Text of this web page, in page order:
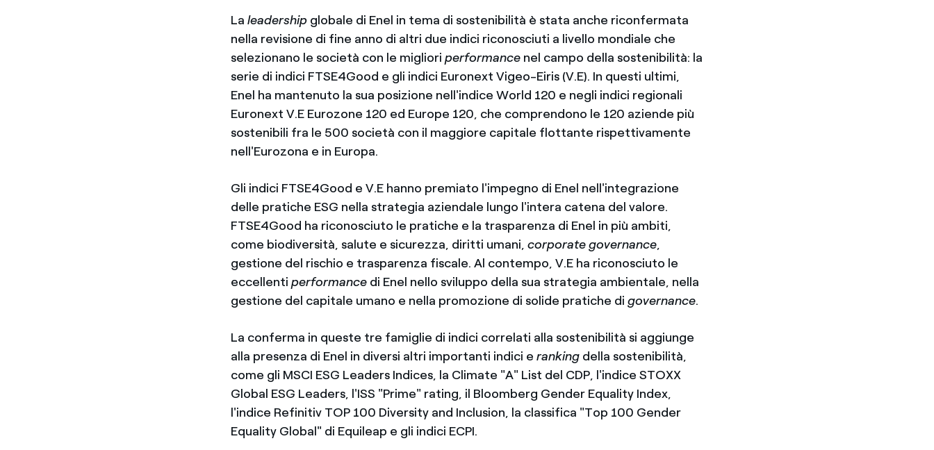
Laleadership globale di Enel in tema di sostenibilità è stata anche riconfermata
nella revisione di fine anno di altri due indici riconosciuti a livello mondiale che
selezionano le società con le miglioriperformance nel campo della sostenibilità: la
serie di indici FTSE4Good e gli indici Euronext Vigeo-Eiris (V.E). In questi ultimi,
Enel ha mantenuto la sua posizione nell'indice World 120 e negli indici regionali
Euronext V.E Eurozone 120 ed Europe 120, che comprendono le 120 aziende più
sostenibili fra le 500 società con il maggiore capitale flottante rispettivamente
nell'Eurozona e in Europa.
Gli indici FTSE4Good e V.E hanno premiato l'impegno di Enel nell'integrazione
delle pratiche ESG nella strategia aziendale lungo l'intera catena del valore.
FTSE4Good ha riconosciuto le pratiche e la trasparenza di Enel in più ambiti,
come biodiversità, salute e sicurezza, diritti umani,corporate governance,
gestione del rischio e trasparenza fiscale. Al contempo, V.E ha riconosciuto le
eccellentiperformance di Enel nello sviluppo della sua strategia ambientale, nella
gestione del capitale umano e nella promozione di solide pratiche digovernance.
La conferma in queste tre famiglie di indici correlati alla sostenibilità si aggiunge
alla presenza di Enel in diversi altri importanti indici eranking della sostenibilità,
come gli MSCI ESG Leaders Indices, la Climate "A" List del CDP, l'indice STOXX
Global ESG Leaders, l'ISS "Prime" rating, il Bloomberg Gender Equality Index,
l'indice Refinitiv TOP 100 Diversity and Inclusion, la classifica "Top 100 Gender
Equality Global" di Equileap e gli indici ECPI.